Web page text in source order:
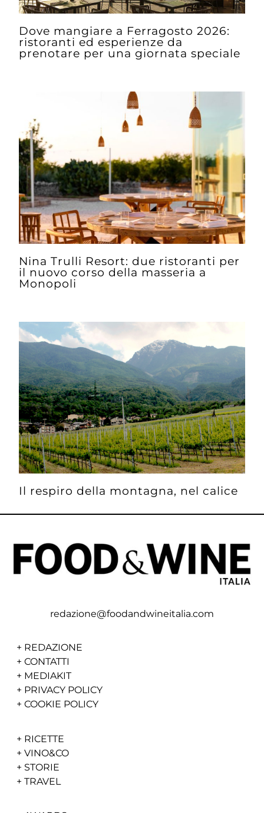
Dove mangiare a Ferragosto 2026:
ristoranti ed esperienze da
prenotare per una giornata speciale
Nina Trulli Resort: due ristoranti per
il nuovo corso della masseria a
Monopoli
Il respiro della montagna, nel calice
redazione@foodandwineitalia.com
+ REDAZIONE
+ CONTATTI
+ MEDIAKIT
+ PRIVACY POLICY
+ COOKIE POLICY
+ RICETTE
+ VINO&CO
+ STORIE
+ TRAVEL